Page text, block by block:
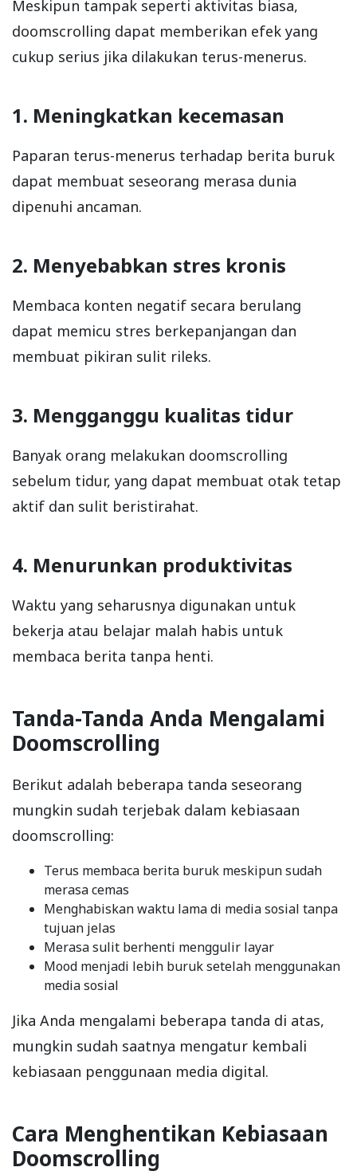
Meskipun tampak seperti aktivitas biasa,
doomscrolling dapat memberikan efek yang
cukup serius jika dilakukan terus-menerus.
1. Meningkatkan kecemasan
Paparan terus-menerus terhadap berita buruk
dapat membuat seseorang merasa dunia
dipenuhi ancaman.
2. Menyebabkan stres kronis
Membaca konten negatif secara berulang
dapat memicu stres berkepanjangan dan
membuat pikiran sulit rileks.
3. Mengganggu kualitas tidur
Banyak orang melakukan doomscrolling
sebelum tidur, yang dapat membuat otak tetap
aktif dan sulit beristirahat.
4. Menurunkan produktivitas
Waktu yang seharusnya digunakan untuk
bekerja atau belajar malah habis untuk
membaca berita tanpa henti.
Tanda-Tanda Anda Mengalami
Doomscrolling
Berikut adalah beberapa tanda seseorang
mungkin sudah terjebak dalam kebiasaan
doomscrolling:
Terus membaca berita buruk meskipun sudah
merasa cemas
Menghabiskan waktu lama di media sosial tanpa
tujuan jelas
Merasa sulit berhenti menggulir layar
Mood menjadi lebih buruk setelah menggunakan
media sosial
Jika Anda mengalami beberapa tanda di atas,
mungkin sudah saatnya mengatur kembali
kebiasaan penggunaan media digital.
Cara Menghentikan Kebiasaan
Doomscrolling